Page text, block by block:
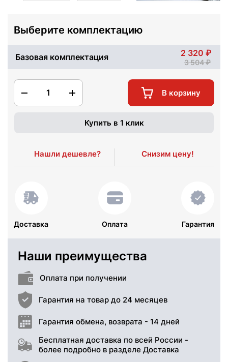
Выберите комплектацию
Базовая комплектация 2 320
3 504
1 В корзину
Купить в 1 клик
Нашли дешевле? Снизим цену!
Доставка Оплата Гарантия
Наши преимущества
Оплата при получении
Гарантия на товар до 24 месяцев
Гарантия обмена, возврата - 14 дней
Бесплатная доставка по всей России -
более подробно в разделе Доставка